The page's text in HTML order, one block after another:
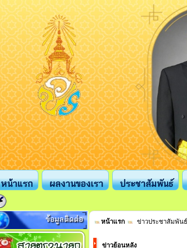
หน้าแรก ผลงานของเรา ประชาสัมพันธ์
ข้อมูลติดต่อ หน้าแรก ข่าวประชาสัมพัน
ข่าวย้อนหลัง